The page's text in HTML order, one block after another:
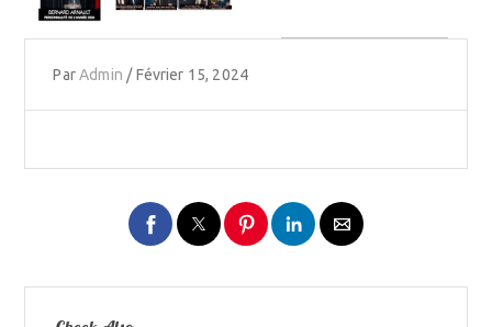
ParAdmin / Février 15, 2024